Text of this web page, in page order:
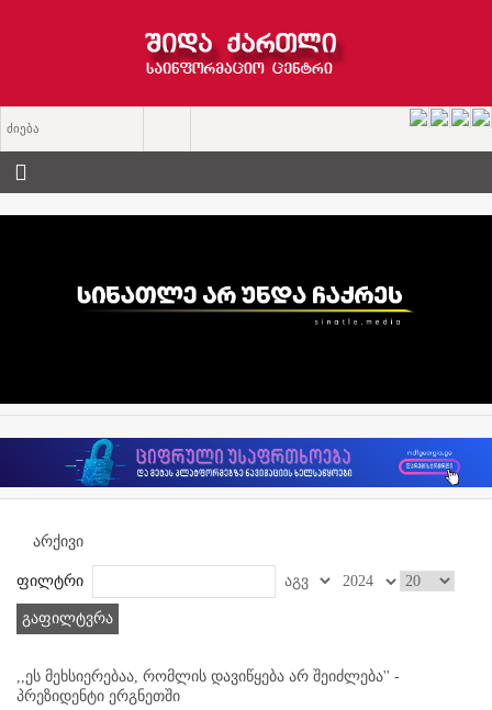
არქივი
ფილტრი
გაფილტვრა
,,ეს მეხსიერებაა, რომლის დავიწყება არ შეიძლება'' -
პრეზიდენტი ერგნეთში